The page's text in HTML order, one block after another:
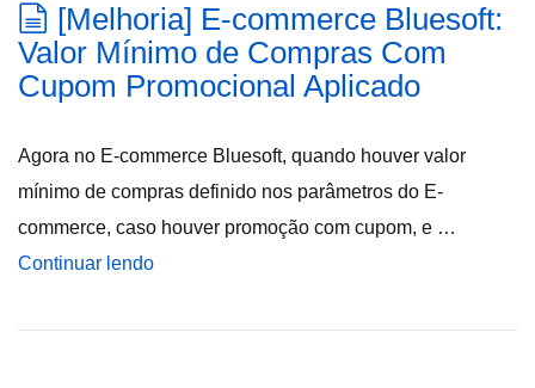
[Melhoria] E-commerce Bluesoft:
Valor Mínimo de Compras Com
Cupom Promocional Aplicado
Agora no E-commerce Bluesoft, quando houver valor
mínimo de compras definido nos parâmetros do E-
commerce, caso houver promoção com cupom, e …
Continuar lendo